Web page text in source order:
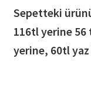
Sepetteki
116tl yerine 56
yerine,